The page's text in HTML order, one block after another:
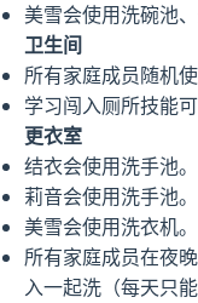
美雪会使用洗碗池、
卫生间
所有家庭成员随机
学习闯入厕所技能
更衣室
结衣会使用洗手池。
莉音会使用洗手池。
美雪会使用洗衣机。
所有家庭成员在夜
入一起洗（每天只能